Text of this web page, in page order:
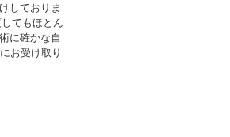
しておりま
てもほとん
に確かな自
お受け取り